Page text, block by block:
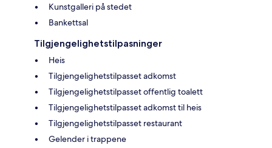
Kunstgalleri på stedet
Bankettsal
Tilgjengelighetstilpasninger
Heis
Tilgjengelighetstilpasset adkomst
Tilgjengelighetstilpasset offentlig toalett
Tilgjengelighetstilpasset adkomst til heis
Tilgjengelighetstilpasset restaurant
Gelender i trappene